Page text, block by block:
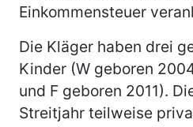
Einkommensteuer
Die Kläger haben drei
Kinder (W geboren
und F geboren 2011).
Streitjahr teilweise